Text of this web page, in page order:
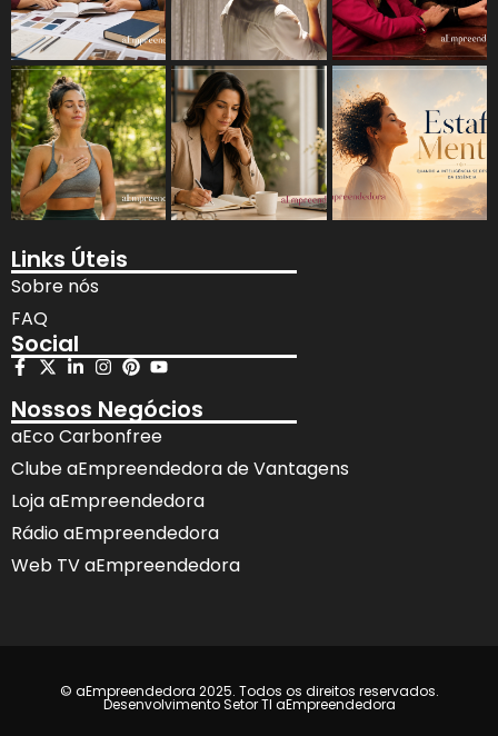
Links Úteis
Sobre nós
FAQ
Social
Nossos Negócios
aEco Carbonfree
Clube aEmpreendedora de Vantagens
Loja aEmpreendedora
Rádio aEmpreendedora
Web TV aEmpreendedora
© aEmpreendedora 2025. Todos os direitos reservados.
Desenvolvimento Setor TI aEmpreendedora